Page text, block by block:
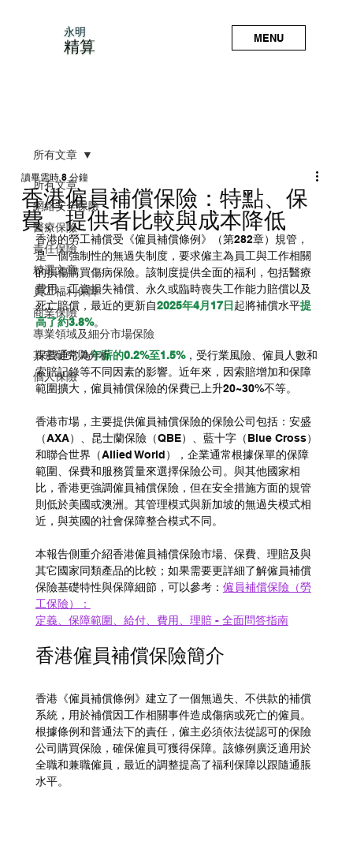
永明
精算 MENU
所有文章
網絡安全保險
醫療保險
責任保險
精選文章
員工福利保障
商業保險
專業領域及細分市場保險
其它研究與分析
個人保險
所有文章
香港僱員補償保險：特點、保
費、提供者比較與成本降低
讀畢需時 8 分鐘
香港的勞工補償受《僱員補償條例》（第282章）規管，
是一個強制性的無過失制度，要求僱主為員工與工作相關
的損傷購買傷病保險。該制度提供全面的福利，包括醫療
費用、工資損失補償、永久或臨時喪失工作能力賠償以及
死亡賠償，最近的更新自2025年4月17日 起將補償水平提
高了約3.8%。
保費通常為年薪的0.2%至1.5%，受行業風險、僱員人數和
索賠記錄等不同因素的影響。近年來，因索賠增加和保障
範圍擴大，僱員補償保險的保費已上升20~30%不等。
香港市場，主要提供僱員補償保險的保險公司包括：安盛
（AXA）、昆士蘭保險（QBE）、藍十字（Blue Cross）
和聯合世界（Allied World），企業通常根據保單的保障
範圍、保費和服務質量來選擇保險公司。與其他國家相
比，香港更強調僱員補償保險，但在安全措施方面的規管
則低於美國或澳洲。其管理模式與新加坡的無過失模式相
近，與英國的社會保障整合模式不同。
本報告側重介紹香港僱員補償保險市場、保費、理賠及與
其它國家同類產品的比較；如果需要更詳細了解僱員補償
保險基礎特性與保障細節，可以參考： 僱員補償保險（勞
工保險）：
定義、保障範圍、給付、費用、理賠 - 全面問答指南
香港僱員補償保險簡介
香港《僱員補償條例》建立了一個無過失、不供款的補償
系統，用於補償因工作相關事件造成傷病或死亡的僱員。
根據條例和普通法下的責任，僱主必須依法從認可的保險
公司購買保險，確保僱員可獲得保障。該條例廣泛適用於
全職和兼職僱員，最近的調整提高了福利保障以跟隨通脹
水平。